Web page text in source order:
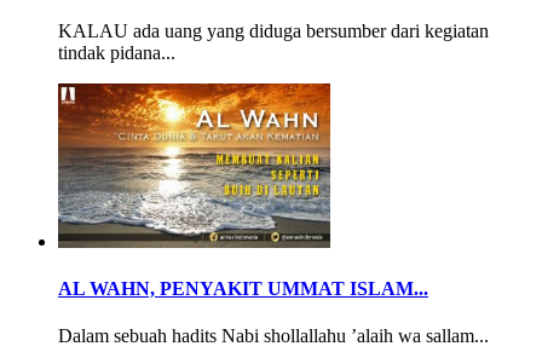
KALAU ada uang yang diduga bersumber dari kegiatan
tindak pidana...
AL WAHN, PENYAKIT UMMAT ISLAM...
Dalam sebuah hadits Nabi shollallahu ’alaih wa sallam...